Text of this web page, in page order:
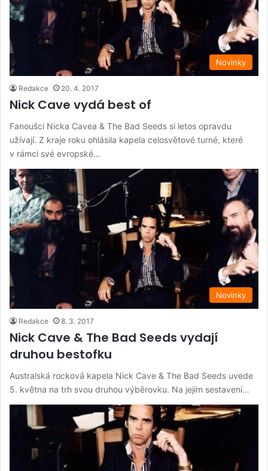
Novinky
Redakce 20. 4. 2017
Nick Cave vydá best of
Fanoušci Nicka Cavea & The Bad Seeds si letos opravdu
užívají. Z kraje roku ohlásila kapela celosvětové turné, které
v rámci své evropské…
Novinky
Redakce 8. 3. 2017
Nick Cave & The Bad Seeds vydají
druhou bestofku
Australská rocková kapela Nick Cave & The Bad Seeds uvede
5. května na trh svou druhou výběrovku. Na jejím sestavení…